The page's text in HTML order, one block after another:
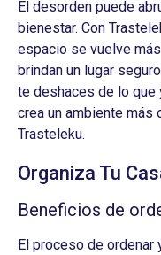
El desorden puede
bienestar. Con
espacio se vuelve
brindan un lugar
te deshaces de lo que
crea un ambiente más
Trasteleku.
Organiza Tu
Beneficios de
El proceso de